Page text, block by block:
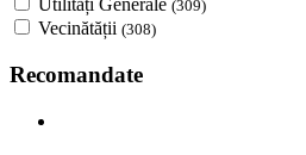
Utilități Generale (309)
Vecinătății (308)
Recomandate